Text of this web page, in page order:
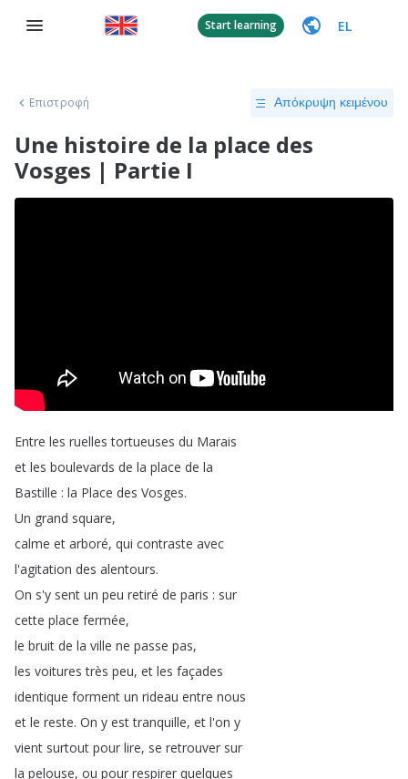
Start learning EL
Επιστροφή Απόκρυψη κειμένου
Une histoire de la place des
Vosges | Partie I
Entre les ruelles tortueuses du Marais
et les boulevards de la place de la
Bastille : la Place des Vosges.
Un grand square,
calme et arboré, qui contraste avec
l'agitation des alentours.
On s'y sent un peu retiré de paris : sur
cette place fermée,
le bruit de la ville ne passe pas,
les voitures très peu, et les façades
identique forment un rideau entre nous
et le reste. On y est tranquille, et l'on y
vient surtout pour lire, se retrouver sur
la pelouse, ou pour respirer quelques